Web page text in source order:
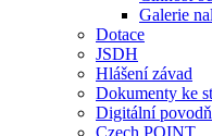
Galerie
Dotace
JSDH
Hlášení závad
Dokumenty ke
Digitální
Czech POINT